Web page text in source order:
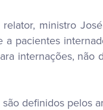
ministro
pacientes
internações, não
definidos pelos